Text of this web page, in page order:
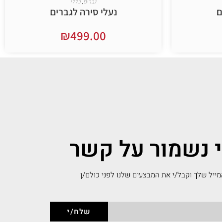
נעלי סירה לגברים
₪499.00
נשמור על קשר
שלך וקבל/י את המבצעים שלנו לפני כולם/ן
שלח/י